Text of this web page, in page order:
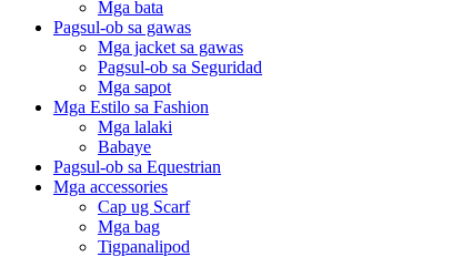
Mga bata
Pagsul-ob sa gawas
Mga jacket sa gawas
Pagsul-ob sa Seguridad
Mga sapot
Mga Estilo sa Fashion
Mga lalaki
Babaye
Pagsul-ob sa Equestrian
Mga accessories
Cap ug Scarf
Mga bag
Tigpanalipod